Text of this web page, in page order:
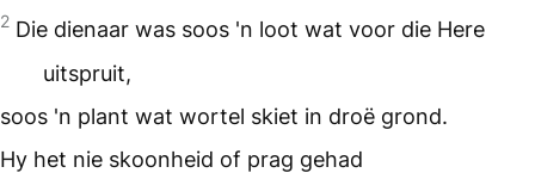
2 Die dienaar was soos 'n loot wat voor die Here
uitspruit,
soos 'n plant wat wortel skiet in droë grond.
Hy het nie skoonheid of prag gehad